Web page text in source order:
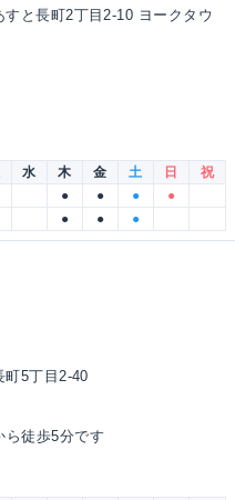
と長町2丁目2-10 ヨークタウ
水 木 金 土 日
祝
● ● ●
●
● ● ●
町5丁目2-40
徒歩5分です